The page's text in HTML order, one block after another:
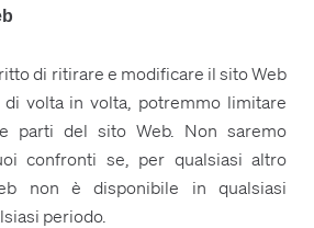
di ritirare e modificare il sito Web
volta in volta, potremmo limitare
parti del sito Web. Non saremo
confronti se, per qualsiasi altro
non è disponibile in qualsiasi
periodo.